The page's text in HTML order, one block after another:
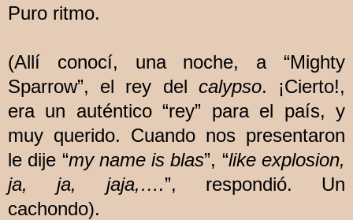
Puro ritmo.
(Allí conocí, una noche, a “Mighty
Sparrow”, el rey del calypso. ¡Cierto!,
era un auténtico “rey” para el país, y
muy querido. Cuando nos presentaron
le dije “my name is blas”, “like explosion,
ja, ja, jaja,….”, respondió. Un
cachondo).